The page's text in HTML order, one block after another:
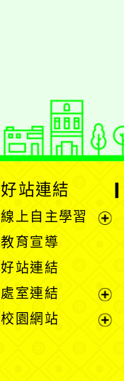
好站連結
線上自主學習
單
教育宣導
好站連結
處室連結
展
開
校園網站